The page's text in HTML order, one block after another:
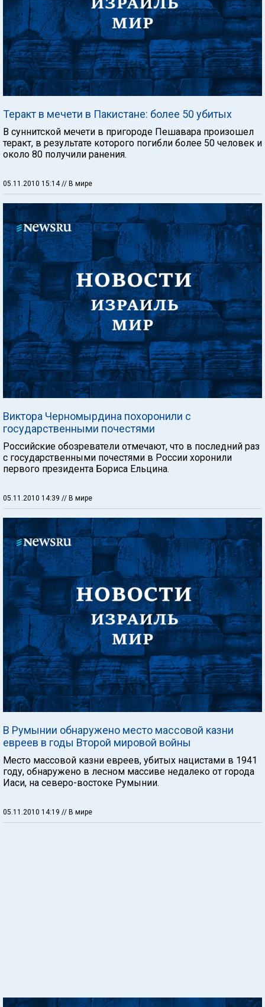
Теракт в мечети в Пакистане: более 50 убитых
В суннитской мечети в пригороде Пешавара произошел
теракт, в результате которого погибли более 50 человек и
около 80 получили ранения.
05.11.2010 15:14// В мире
Виктора Черномырдина похоронили с
государственными почестями
Российские обозреватели отмечают, что в последний раз
с государственными почестями в России хоронили
первого президента Бориса Ельцина.
05.11.2010 14:39 // В мире
В Румынии обнаружено место массовой казни
евреев в годы Второй мировой войны
Место массовой казни евреев, убитых нацистами в 1941
году, обнаружено в лесном массиве недалеко от города
Иаси, на северо-востоке Румынии.
05.11.2010 14:19 // В мире